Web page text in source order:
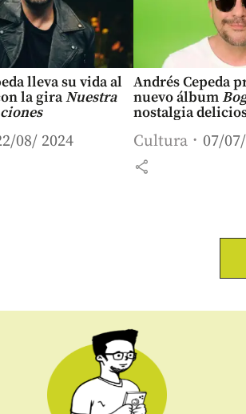
lleva su vida al
la giraNuestra
08/ 2024
Andrés Cepeda
nuevo álbum
nostalgia
Cultura 07/
share